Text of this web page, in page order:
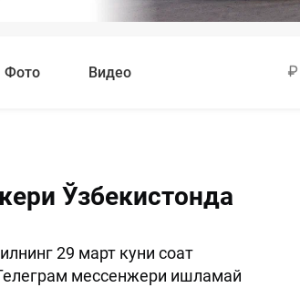
Фото Видео
Ўзбекистонда
29 март куни соат
мессенжери ишламай